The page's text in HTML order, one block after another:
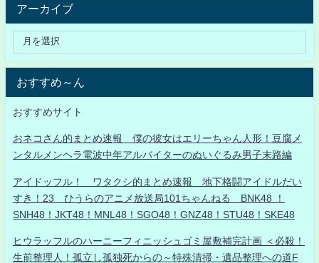
アーカイブ
おすすめ～ん
おすすめサイト
おネコさん的まとめ速報 僕の彼女はエリーちゃん人形！豆腐メ
ンタルメンヘラ電波中年アルバイターのぬいぐるみ男子末路編
アイドッフル！ ワタクシ的まとめ速報 地下格闘アイドルだい
すき！23 ひうらのアニメ放送局101ちゃんねる BNK48 ！
SNH48！JKT48！MNL48！SGO48！GNZ48！STU48！SKE48
ヒウラッフルのハーニーフィニッシュゴミ屋敷補完計画 ＜必殺！
生前整理人！孤立し孤独死からの～特殊清掃・遺品整理への道F